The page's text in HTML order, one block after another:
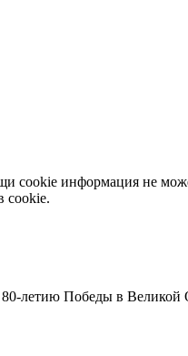
cookie информация не
cookie.
летию Победы в Великой